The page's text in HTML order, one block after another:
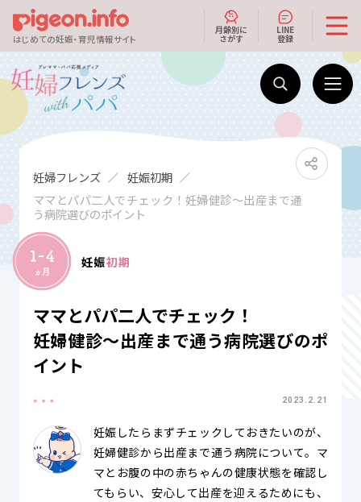
はじめての妊娠・育児情報サイト
月齢別に
さがす
LINE
登録
妊婦フレンズ
妊娠初期
ママとパパ二人でチェック！妊婦健診〜出産まで通
う病院選びのポイント
妊娠初期
ママとパパ二人でチェック！
妊婦健診〜出産まで通う病院選びのポ
イント
2023.2.21
妊娠したらまずチェックしておきたいのが、
妊婦健診から出産まで通う病院について。マ
マとお腹の中の赤ちゃんの健康状態を確認し
てもらい、安心して出産を迎えるためにも、